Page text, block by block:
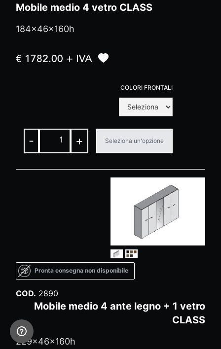
Mobile medio 4 vetro CLASS
184x46x160h
€ 1782.00 + IVA
COLORI FRONTALI
- + Seleziona un'opzione
Pronta consegna non disponibile
COD. 2890
Mobile medio 4 ante legno + 1 vetro
CLASS
229x46x160h